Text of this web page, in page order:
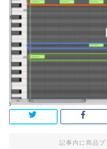
記事内に商品